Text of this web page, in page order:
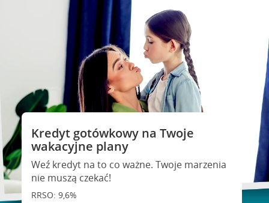
Kredyt gotówkowy na Twoje
wakacyjne plany
Weź kredyt na to co ważne. Twoje marzenia
nie muszą czekać!
RRSO: 9,6%